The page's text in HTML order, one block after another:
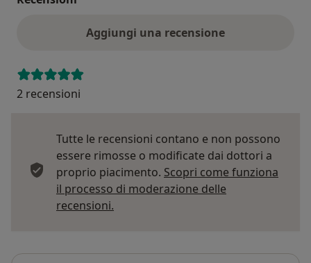
Aggiungi una recensione
2 recensioni
Tutte le recensioni contano e non possono
essere rimosse o modificate dai dottori a
proprio piacimento. Scopri come funziona
il processo di moderazione delle
recensioni.